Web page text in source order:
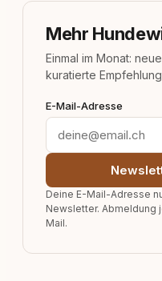
Mehr
Einmal im Monat:
kuratierte
E-Mail-Adresse
Deine E-Mail-Adresse
Newsletter. Abmeldung
Mail.